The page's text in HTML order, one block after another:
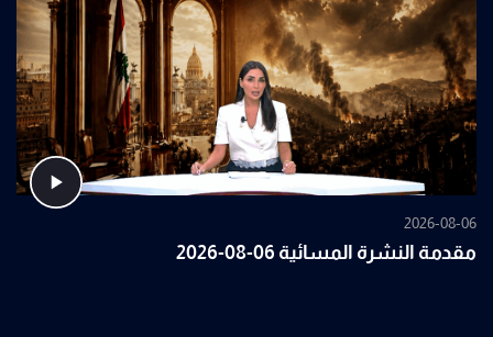
2026-08-06
مقدمة النشرة المسائية 06-08-2026